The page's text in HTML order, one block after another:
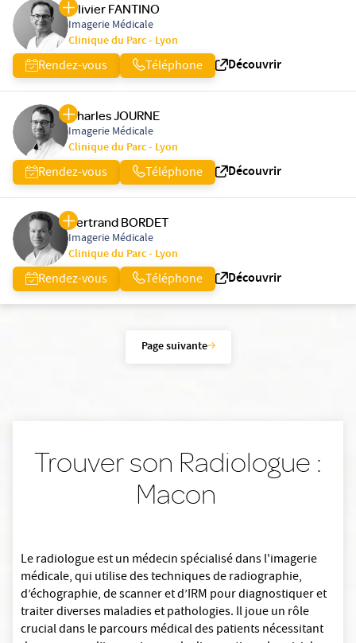
Olivier FANTINO
Imagerie Médicale
Clinique du Parc - Lyon
Rendez-vous Téléphone Découvrir
Charles JOURNE
Imagerie Médicale
Clinique du Parc - Lyon
Rendez-vous Téléphone Découvrir
Bertrand BORDET
Imagerie Médicale
Clinique du Parc - Lyon
Rendez-vous Téléphone Découvrir
Page suivante
Trouver son Radiologue :
Macon
Le radiologue est un médecin spécialisé dans l'imagerie
médicale, qui utilise des techniques de radiographie,
d’échographie, de scanner et d’IRM pour diagnostiquer et
traiter diverses maladies et pathologies. Il joue un rôle
crucial dans le parcours médical des patients nécessitant